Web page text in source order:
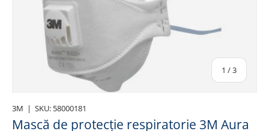
1 /din
3
3M | SKU: 58000181
Mască de protecție respiratorie 3M Aura